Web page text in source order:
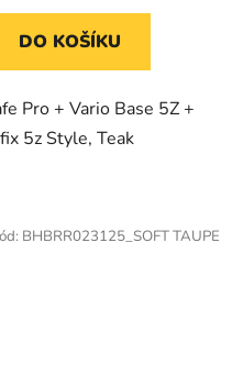
DO KOŠÍKU
Pro + Vario Base 5Z +
5z Style, Teak
BHBRR023125_SOFT TAUPE